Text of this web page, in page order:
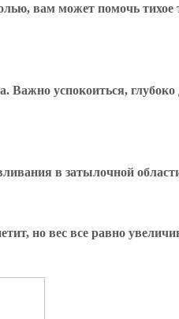
вам может помочь тихое
успокоиться,
в затылочной
но вес все равно